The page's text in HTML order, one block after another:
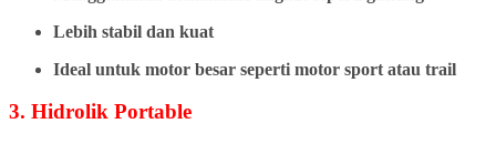
Lebih stabil dan kuat
Ideal untuk motor besar seperti motor sport atau trail
3. Hidrolik Portable